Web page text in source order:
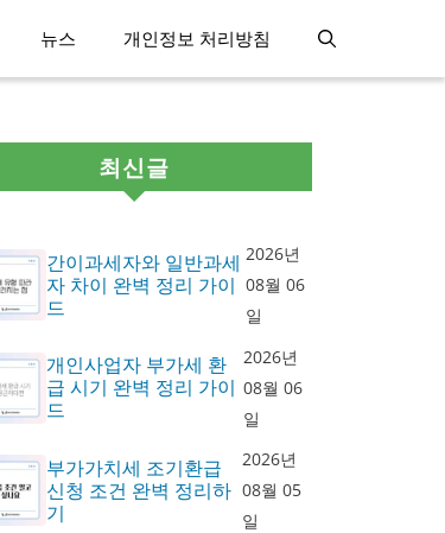
뉴스 개인정보 처리방침
최신글
간이과세자와 일반과세
자 차이 완벽 정리 가이
드
2026년
08월 06
일
개인사업자 부가세 환
급 시기 완벽 정리 가이
드
2026년
08월 06
일
부가가치세 조기환급
신청 조건 완벽 정리하
기
2026년
08월 05
일